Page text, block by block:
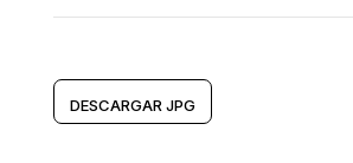
DESCARGAR JPG